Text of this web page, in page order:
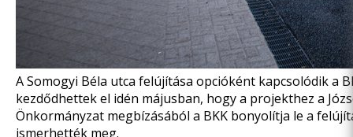
A Somogyi Béla utca felújítása opcióként kapcsolódik a
kezdődhettek el idén májusban, hogy a projekthez a
Önkormányzat megbízásából a BKK bonyolítja le a
ismerhették meg.